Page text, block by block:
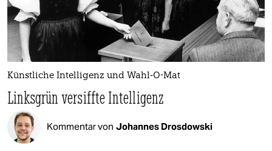
Künstliche Intelligenz und Wahl-O-Mat
Linksgrün versiffte Intelligenz
Kommentar von Johannes Drosdowski